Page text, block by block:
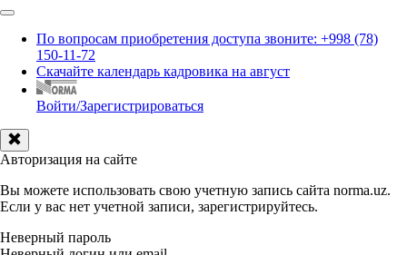
По вопросам приобретения доступа звоните: +998 (78)
150-11-72
Скачайте календарь кадровика на август
Войти/Зарегистрироваться
Авторизация на сайте
Вы можете использовать свою учетную запись сайта norma.uz.
Если у вас нет учетной записи, зарегистрируйтесь.
Неверный пароль